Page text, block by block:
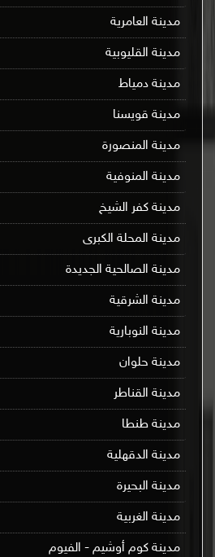
مدينة العامرية
مدينة القليوبية
مدينة دمياط
مدينة قويسنا
مدينة المنصورة
مدينة المنوفية
مدينة كفر الشيخ
مدينة المحلة الكبرى
مدينة الصالحية الجديدة
مدينة الشرقية
مدينة النوبارية
مدينة حلوان
مدينة القناطر
مدينة طنطا
مدينة الدقهلية
مدينة البحيرة
مدينة الغربية
مدينة كوم أوشيم - الفيوم